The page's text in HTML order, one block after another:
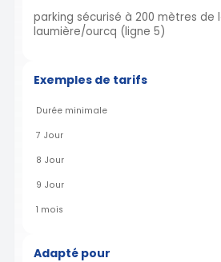
parking sécurisé à 200 mètres de
laumière/ourcq (ligne 5)
Exemples de tarifs
Durée minimale
7 Jour
8 Jour
9 Jour
1 mois
Adapté pour